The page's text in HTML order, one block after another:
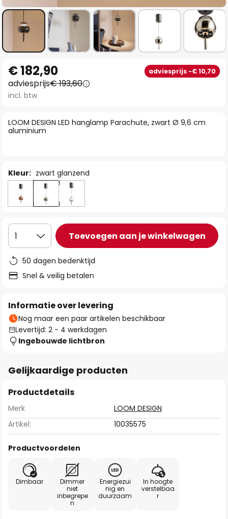
naar
het
begin
de
afbeeldingen-
LOOM DESIGN LED hanglamp Parachute, zwart Ø 9,6 cm
aluminium
€ 182,90 adviesprijs -€ 10,70
adviesprijs€ 193,60
incl. btw
Kleur: zwart glanzend
1 Toevoegen aan je winkelwagen
50 dagen bedenktijd
Snel & veilig betalen
Informatie over levering
Nog maar een paar artikelen beschikbaar
Levertijd: 2 - 4 werkdagen
Ingebouwde lichtbron
Gelijkaardige producten
Productdetails
Merk
LOOM DESIGN
Artikel:
10035575
Productvoordelen
Dimbaar
Dimmer
niet
inbegrepe
n
Energiezui
nig en
duurzaam
In hoogte
verstelbaa
r